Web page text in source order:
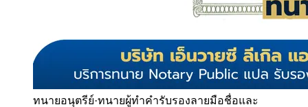
ทนายอนุตรีย์·ทนายผู้ทำคำรับรองลายมือชื่อและ